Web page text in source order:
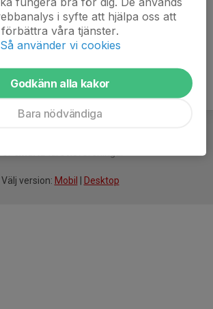
50 år
smartaidrottsföreningar
Välj version: Mobil Desktop
i syfte att hjälpa oss att
förbättra våra tjänster.
Så använder vi cookies
Godkänn alla kakor
Bara nödvändiga